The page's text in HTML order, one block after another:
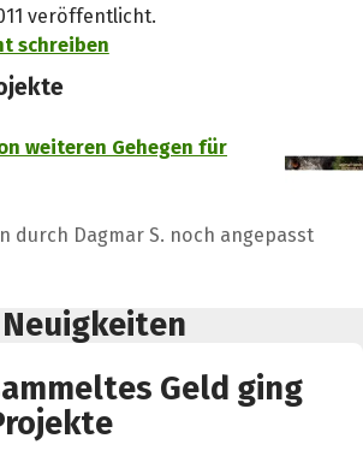
veröffentlicht.
schreiben
weiteren Gehegen für
durch Dagmar S. noch angepasst
Neuigkeiten
Geld ging